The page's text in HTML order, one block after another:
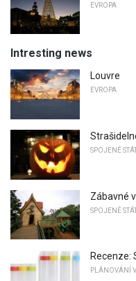
EVROPA
Intresting news
Louvre
EVROPA
SPOJENÉ
Zábavné
SPOJENÉ
Recenze:
PLÁNOVÁNÍ